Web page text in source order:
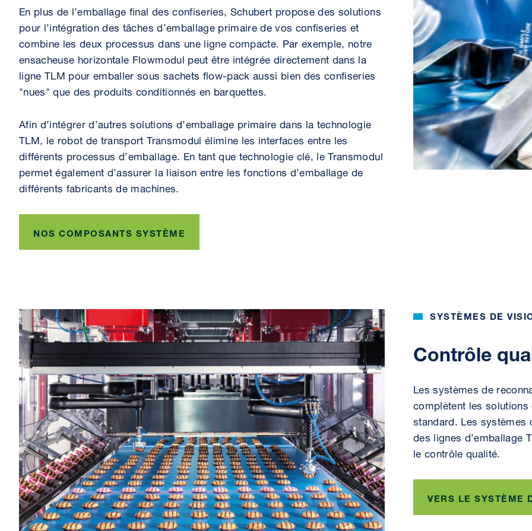
En plus de l’emballage final des confiseries, Schubert propose des solutions
pour l’intégration des tâches d’emballage primaire de vos confiseries et
combine les deux processus dans une ligne compacte. Par exemple, notre
ensacheuse horizontale Flowmodul peut être intégrée directement dans la
ligne TLM pour emballer sous sachets flow-pack aussi bien des confiseries
"nues" que des produits conditionnés en barquettes.
Afin d’intégrer d’autres solutions d’emballage primaire dans la technologie
TLM, le robot de transport Transmodul élimine les interfaces entre les
différents processus d’emballage. En tant que technologie clé, le Transmodul
permet également d’assurer la liaison entre les fonctions d’emballage de
différents fabricants de machines.
NOS COMPOSANTS SYSTÈME
SYSTÈMES DE
Contrôle
Les systèmes de
complètent les
standard. Les systèmes
des lignes d’emballage
le contrôle qualité.
VERS LE SYSTÈME